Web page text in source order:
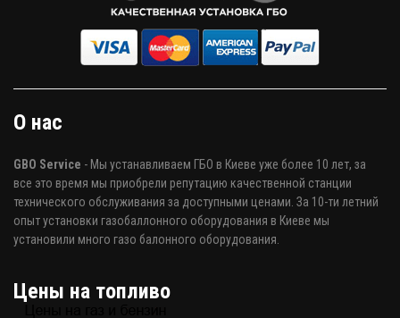
О нас
GBO Service - Мы устанавливаем ГБО в Киеве уже более 10 лет, за
все это время мы приобрели репутацию качественной станции
технического обслуживания за доступными ценами. За 10-ти летний
опыт установки газобаллонного оборудования в Киеве мы
установили много газо балонного оборудования.
Цены на топливо